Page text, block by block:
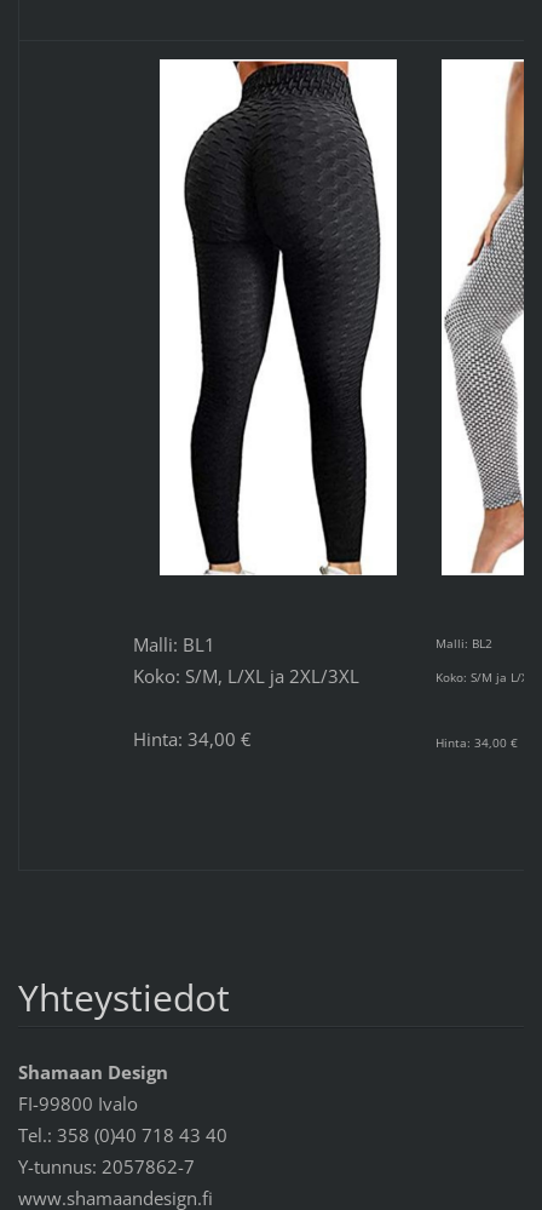
Malli: BL1
Koko: S/M, L/XL ja 2XL/3XL
Hinta: 34,00 €
Malli: BL2
Koko: S/M ja L/XL
Hinta: 34,00 €
Yhteystiedot
Shamaan Design
FI-99800 Ivalo
Tel.: 358 (0)40 718 43 40
Y-tunnus: 2057862-7
www.shamaandesign.fi